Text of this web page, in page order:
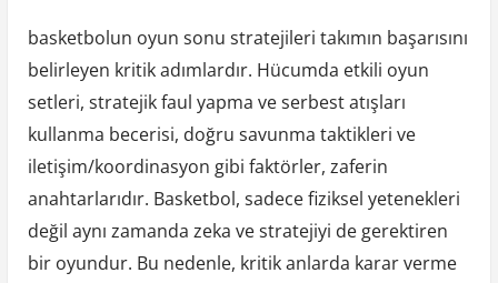
basketbolun oyun sonu stratejileri takımın başarısını
belirleyen kritik adımlardır. Hücumda etkili oyun
setleri, stratejik faul yapma ve serbest atışları
kullanma becerisi, doğru savunma taktikleri ve
iletişim/koordinasyon gibi faktörler, zaferin
anahtarlarıdır. Basketbol, sadece fiziksel yetenekleri
değil aynı zamanda zeka ve stratejiyi de gerektiren
bir oyundur. Bu nedenle, kritik anlarda karar verme